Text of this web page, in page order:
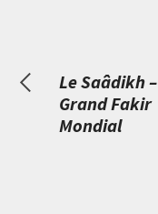
Le Saâdikh –
Grand Fakir
Mondial